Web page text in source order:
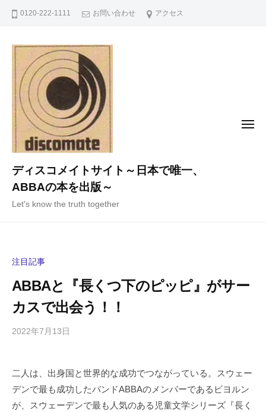
0120-222-1111 お問い合わせ アクセス
ディスコメイトサイト～日本で唯一、
ABBAの本を出版～
Let's know the truth together
メ
注目記事
ABBAと『長くつ下のピッピ』がサー
カスで出会う！！
2022年7月13日
i
g
a
の
コ
メ
二人は、出身国と世界的な成功でつながっている。スウェー
デンで最も成功したバンドABBAのメンバーであるビヨルン
が、スウェーデンで最も人気のある児童文学シリーズ『長く